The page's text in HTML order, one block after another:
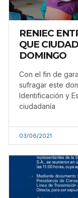
RENIEC
QUE
DOMINGO
Con el fin de
sufragar este
Identificación y
ciudadanía
03/06/2021